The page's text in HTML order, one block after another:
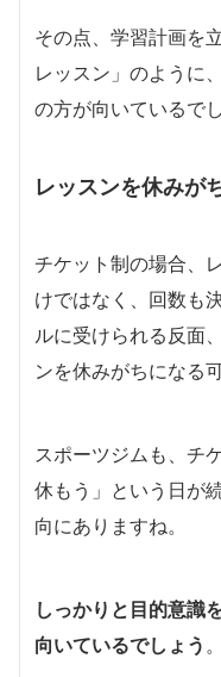
その点、学習計画を
レッスン」のように
の方が向いているでし
レッスンを休みが
チケット制の場合、
けではなく、回数も
ルに受けられる反面
ンを休みがちになる
スポーツジムも、チ
休もう」という日が
向にありますね。
しっかりと目的意識
向いているでしょう 。